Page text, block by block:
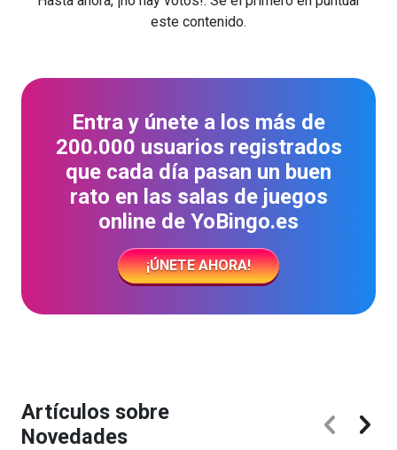
este contenido.
Entra y únete a los más de
200.000 usuarios registrados
que cada día pasan un buen
rato en las salas de juegos
online de YoBingo.es
¡ÚNETE AHORA!
Artículos sobre
Novedades